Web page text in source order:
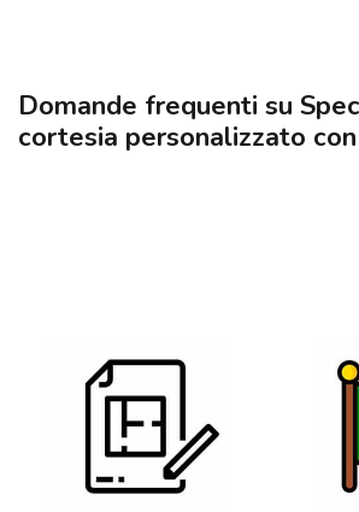
Domande frequenti su
cortesia personalizzato con